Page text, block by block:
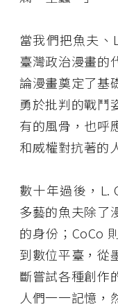
當我們把魚夫、
臺灣政治漫畫的
論漫畫奠定了基
勇於批判的戰鬥
有的風骨，也呼
和威權對抗著的
數十年過後，L.
多藝的魚夫除了
的身份；CoCo
到數位平臺，從
斷嘗試各種創作
人們一一記憶，